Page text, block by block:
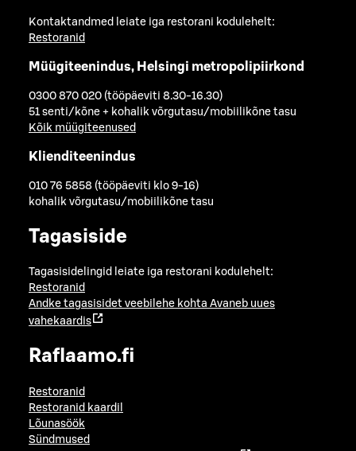
Kontaktandmed leiate iga restorani kodulehelt:
Restoranid
Müügiteenindus, Helsingi metropolipiirkond
0300 870 020 (tööpäeviti 8.30-16.30)
51 senti/kõne + kohalik võrgutasu/mobiilikõne tasu
Kõik müügiteenused
Klienditeenindus
010 76 5858 (tööpäeviti klo 9-16)
kohalik võrgutasu/mobiilikõne tasu
Tagasiside
Tagasisidelingid leiate iga restorani kodulehelt:
Restoranid
Andke tagasisidet veebilehe kohta Avaneb uues
vahekaardis
Raflaamo.fi
Restoranid
Restoranid kaardil
Lõunasöök
Sündmused